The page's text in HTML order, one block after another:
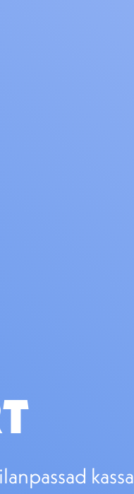
kassa